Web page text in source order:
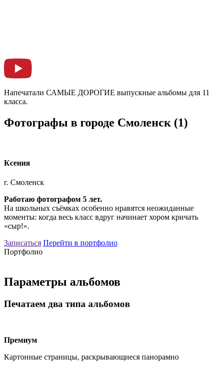
Напечатали САМЫЕ ДОРОГИЕ выпускные альбомы для 11
класса.
Фотографы в городе Смоленск (1)
Ксения
г. Смоленск
Работаю фотографом 5 лет.
На школьных съёмках особенно нравятся неожиданные
моменты: когда весь класс вдруг начинает хором кричать
«сыр!».
Записаться Перейти в портфолио
Портфолио
Параметры альбомов
Печатаем два типа альбомов
Премиум
Картонные страницы, раскрывающиеся панорамно